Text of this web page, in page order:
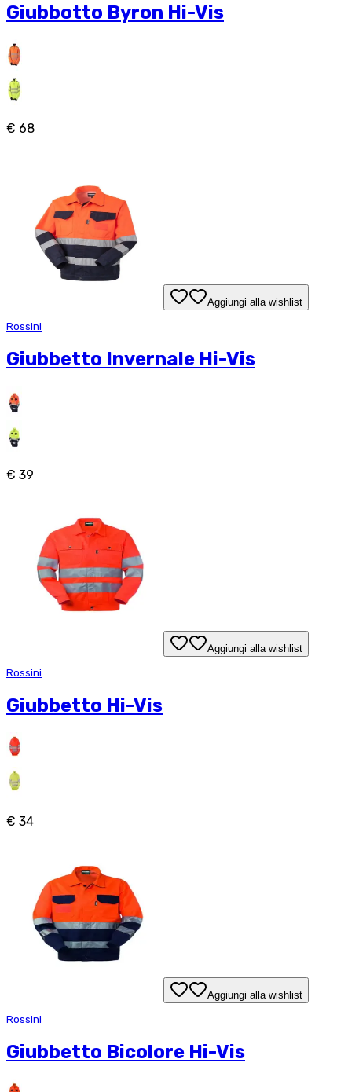
Giubbotto Byron Hi-Vis
€ 68
Aggiungi alla wishlist
Rossini
Giubbetto Invernale Hi-Vis
€ 39
Aggiungi alla wishlist
Rossini
Giubbetto Hi-Vis
€ 34
Aggiungi alla wishlist
Rossini
Giubbetto Bicolore Hi-Vis